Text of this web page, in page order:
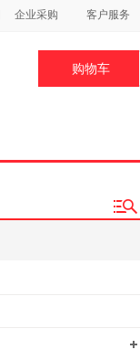
企业采购 客户服务
购物车